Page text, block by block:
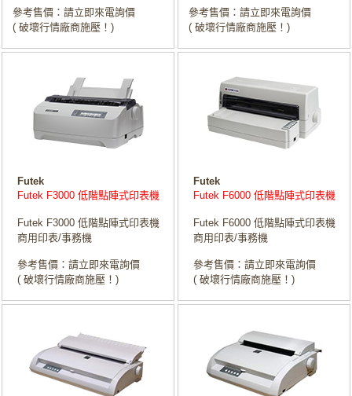
參考售價：請立即來電詢價
( 破壞行情廠商施壓！)
參考售價：請立即來電詢價
( 破壞行情廠商施壓！)
Futek
Futek F3000 低階點陣式印表機
Futek F3000 低階點陣式印表機
商用印表/事務機
參考售價：請立即來電詢價
( 破壞行情廠商施壓！)
Futek
Futek F6000 低階點陣式印表機
Futek F6000 低階點陣式印表機
商用印表/事務機
參考售價：請立即來電詢價
( 破壞行情廠商施壓！)